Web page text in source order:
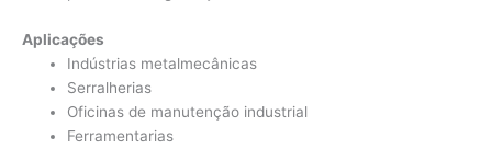
Aplicações
Indústrias metalmecânicas
Serralherias
Oficinas de manutenção industrial
Ferramentarias